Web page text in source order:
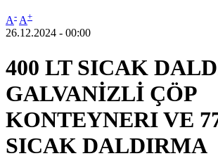
A- A+
26.12.2024 - 00:00
400 LT SICAK
GALVANİZLİ ÇÖP
KONTEYNERI VE
SICAK DALDIRMA